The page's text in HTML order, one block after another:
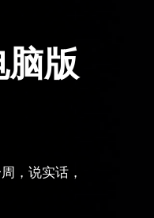
脑版
，说实话，